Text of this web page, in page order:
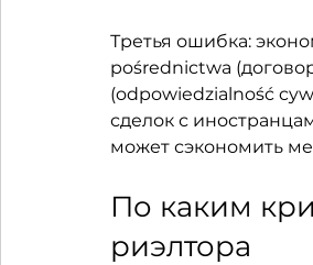
Третья ошибка:
pośrednictwa
(odpowiedzialność
сделок с
может сэкономить
По каким
риэлтора